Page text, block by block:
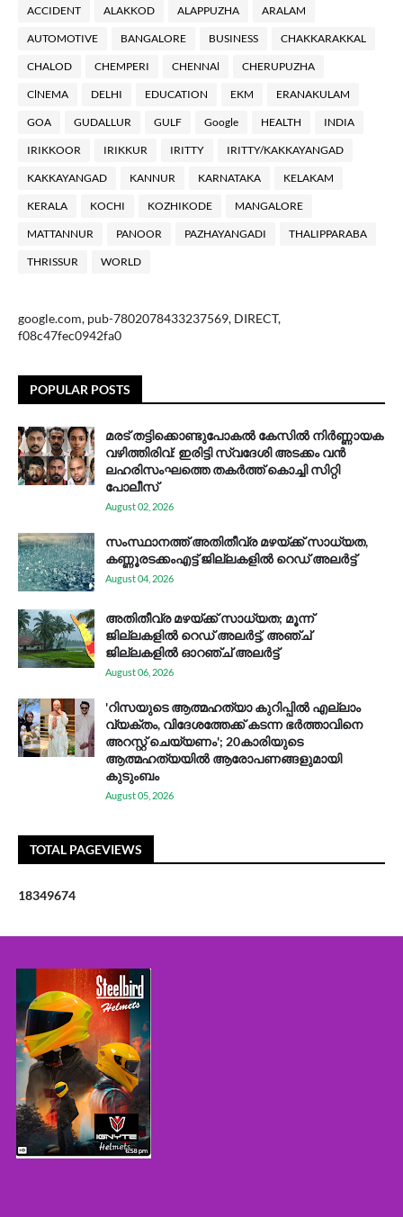
ACCIDENT ALAKKOD ALAPPUZHA ARALAM
AUTOMOTIVE BANGALORE BUSINESS CHAKKARAKKAL
CHALOD CHEMPERI CHENNAl CHERUPUZHA
ClNEMA DELHI EDUCATION EKM ERANAKULAM
GOA GUDALLUR GULF Google HEALTH INDIA
IRIKKOOR IRIKKUR IRITTY IRITTY/KAKKAYANGAD
KAKKAYANGAD KANNUR KARNATAKA KELAKAM
KERALA KOCHI KOZHIKODE MANGALORE
MATTANNUR PANOOR PAZHAYANGADI THALIPPARABA
THRISSUR WORLD
google.com, pub-7802078433237569, DIRECT,
f08c47fec0942fa0
POPULAR POSTS
മരട് തട്ടിക്കൊണ്ടുപോകൽ കേസിൽ നിർണ്ണായക
വഴിത്തിരിവ്: ഇരിട്ടി സ്വദേശി അടക്കം വൻ
ലഹരിസംഘത്തെ തകർത്ത് കൊച്ചി സിറ്റി
പോലീസ്
August 02, 2026
സം​സ്ഥാ​ന​ത്ത് അ​തി​തീ​വ്ര മ​ഴ​യ്ക്ക് സാ​ധ്യ​ത,
കണ്ണൂരടക്കംഎ​ട്ട് ജി​ല്ല​ക​ളി​ൽ റെ​ഡ് അ​ലർ​ട്ട്
August 04, 2026
അതിതീവ്ര മഴയ്ക്ക് സാധ്യത; മൂന്ന്
ജില്ലകളിൽ റെഡ് അലർട്ട്, അഞ്ച്
ജില്ലകളിൽ ഓറഞ്ച് അലർട്ട്
August 06, 2026
'റിസയുടെ ആത്മഹത്യാ കുറിപ്പിൽ എല്ലാം
വ്യക്തം, വിദേശത്തേക്ക് കടന്ന ഭർത്താവിനെ
അറസ്റ്റ് ചെയ്യണം'; 20കാരിയുടെ
ആത്മഹത്യയിൽ ആരോപണങ്ങളുമായി
കുടുംബം
August 05, 2026
TOTAL PAGEVIEWS
18349674